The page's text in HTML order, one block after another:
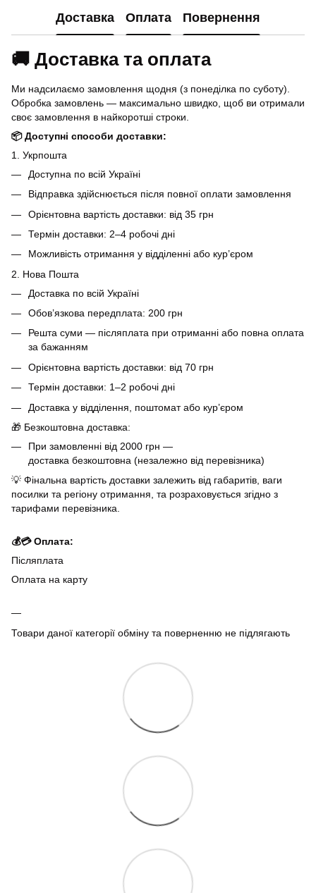
Доставка Оплата Повернення
🚚 Доставка та оплата
Ми надсилаємо замовлення щодня (з понеділка по суботу).
Обробка замовлень — максимально швидко, щоб ви отримали
своє замовлення в найкоротші строки.
📦 Доступні способи доставки:
1. Укрпошта
Доступна по всій Україні
Відправка здійснюється після повної оплати замовлення
Орієнтовна вартість доставки: від 35 грн
Термін доставки: 2–4 робочі дні
Можливість отримання у відділенні або кур’єром
2. Нова Пошта
Доставка по всій Україні
Обов’язкова передплата: 200 грн
Решта суми — післяплата при отриманні або повна оплата
за бажанням
Орієнтовна вартість доставки: від 70 грн
Термін доставки: 1–2 робочі дні
Доставка у відділення, поштомат або кур’єром
🎁 Безкоштовна доставка:
При замовленні від 2000 грн —
доставка безкоштовна (незалежно від перевізника)
💡 Фінальна вартість доставки залежить від габаритів, ваги
посилки та регіону отримання, та розраховується згідно з
тарифами перевізника.
💰💳 Оплата:
Післяплата
Оплата на карту
Товари даної категорії обміну та поверненню не підлягають